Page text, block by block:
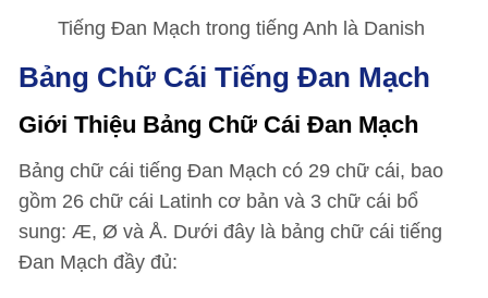
Tiếng Đan Mạch trong tiếng Anh là Danish
Bảng Chữ Cái Tiếng Đan Mạch
Giới Thiệu Bảng Chữ Cái Đan Mạch
Bảng chữ cái tiếng Đan Mạch có 29 chữ cái, bao
gồm 26 chữ cái Latinh cơ bản và 3 chữ cái bổ
sung: Æ, Ø và Å. Dưới đây là bảng chữ cái tiếng
Đan Mạch đầy đủ: